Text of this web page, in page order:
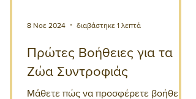
Πρώτες Βοήθειες για τα
Ζώα Συντροφιάς
Μάθετε πώς να προσφέρετε βοήθεια
8 Νοε 2024 διαβάστηκε 1 λεπτά